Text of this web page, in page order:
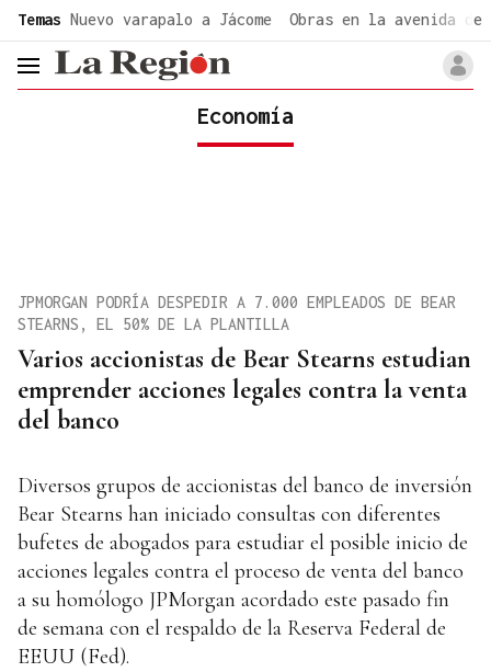
Temas Nuevo varapalo a Jácome Obras en la avenida de
header.menu.open
Economía
Varios accionistas de Bear Stearns estudian
emprender acciones legales contra la venta
del banco
JPMORGAN PODRÍA DESPEDIR A 7.000 EMPLEADOS DE BEAR
STEARNS, EL 50% DE LA PLANTILLA
Diversos grupos de accionistas del banco de inversión
Bear Stearns han iniciado consultas con diferentes
bufetes de abogados para estudiar el posible inicio de
acciones legales contra el proceso de venta del banco
a su homólogo JPMorgan acordado este pasado fin
de semana con el respaldo de la Reserva Federal de
EEUU (Fed).